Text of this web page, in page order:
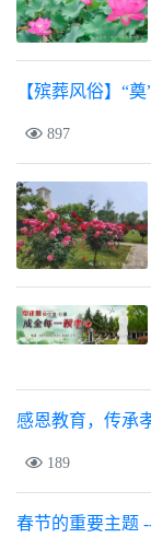
【殡葬风俗】“
897
感恩教育，传承
189
春节的重要主题